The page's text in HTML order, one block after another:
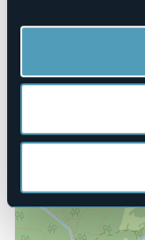
Website
https://
28010 - Colazza